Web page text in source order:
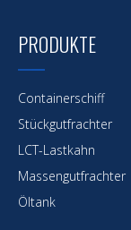
PRODUKTE
Containerschiff
Stückgutfrachter
LCT-Lastkahn
Massengutfrachter
Öltank